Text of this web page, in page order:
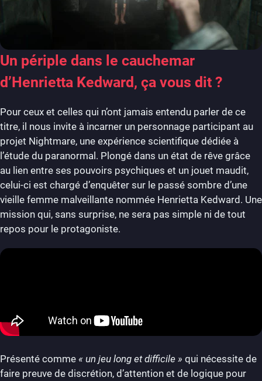
Un périple dans le cauchemar
d’Henrietta Kedward, ça vous dit ?
Pour ceux et celles qui n’ont jamais entendu parler de ce
titre, il nous invite à incarner un personnage participant au
projet Nightmare, une expérience scientifique dédiée à
l’étude du paranormal. Plongé dans un état de rêve grâce
au lien entre ses pouvoirs psychiques et un jouet maudit,
celui-ci est chargé d’enquêter sur le passé sombre d’une
vieille femme malveillante nommée Henrietta Kedward. Une
mission qui, sans surprise, ne sera pas simple ni de tout
repos pour le protagoniste.
Présenté comme « un jeu long et difficile » qui nécessite de
faire preuve de discrétion, d’attention et de logique pour